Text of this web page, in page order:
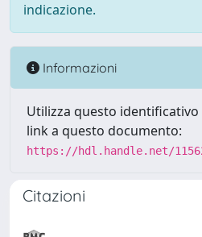
indicazione.
Informazioni
Utilizza questo
link a questo documento:
https://hdl.handle.net/
Citazioni